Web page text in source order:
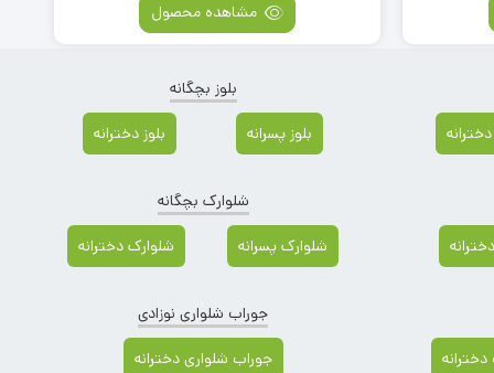
مشاهده محصول
بلوز بچگانه
بلوز پسرانه بلوز دخترانه
شلوارک بچگانه
شلوارک پسرانه شلوارک دخترانه
جوراب شلواری نوزادی
جوراب شلواری دخترانه